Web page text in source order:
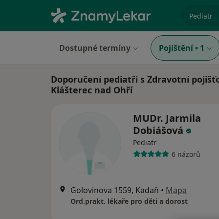
Dostupné termíny Pojištění • 1
Doporučení pediatři s Zdravotní
Klášterec nad Ohří
MUDr. Jarmila
Dobiášová
Pediatr
6 názorů
Golovinova 1559, Kadaň • Mapa
Ord.prakt. lékaře pro děti a dorost